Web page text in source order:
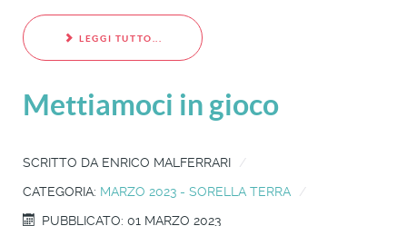
LEGGI TUTTO...
Mettiamoci in gioco
SCRITTO DA ENRICO MALFERRARI
CATEGORIA: MARZO 2023 - SORELLA TERRA
PUBBLICATO: 01 MARZO 2023